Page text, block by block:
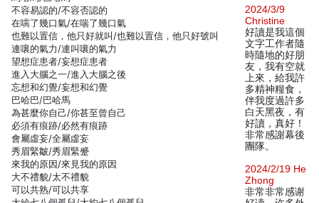
不容易認的/不容否認的
在嚅了幾口氣/在喘了幾口氣
也難以置信，他只好就叫/也難以置信，他只好號叫
連嚷的氣力/連叫嚷的氣力
望想症患者/妄想症患者
進入大腦之一/進入大腦之後
忘想和幻覺/妄想和幻覺
巴哈巴/巴哈馬
為甚麼你自己/你甚至曾自己
必須有痕跡/必然有痕跡
會屬虛妄/全屬虛妄
秀眉緊皺/秀眉緊蹙
來我的原因/來見我的原因
大不禮貌/太不禮貌
可以共熟/可以共享
2024/3/9
Christine
好讀是我這個
文字工作者隨
時隨地的好朋
友，我有空就
上來，給我許
多精神糧食，
伴我度過許多
白天黑夜，有
好讀，真好！
非常感謝幕後
團隊。
2024/2/19 He
Zhong
非常非常感谢